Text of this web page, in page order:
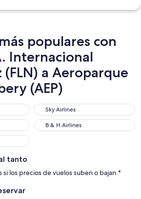
populares con
Internacional
(FLN) a Aeroparque
(AEP)
Sky Airlines
Sky Airlines
B & H Airlines
B & H Airlines
tanto
si los precios de vuelos suben o bajan.*